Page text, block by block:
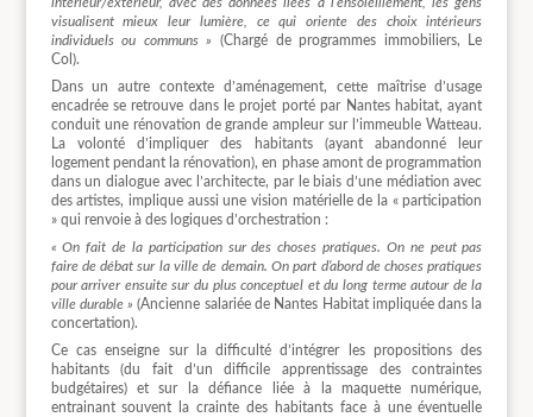
visualisent mieux leur lumière, ce qui oriente des choix intérieurs
individuels ou communs » (Chargé de programmes immobiliers, Le
Col).
Dans un autre contexte d’aménagement, cette maîtrise d’usage
encadrée se retrouve dans le projet porté par Nantes habitat, ayant
conduit une rénovation de grande ampleur sur l’immeuble Watteau.
La volonté d’impliquer des habitants (ayant abandonné leur
logement pendant la rénovation), en phase amont de programmation
dans un dialogue avec l’architecte, par le biais d’une médiation avec
des artistes, implique aussi une vision matérielle de la « participation
» qui renvoie à des logiques d’orchestration :
« On fait de la participation sur des choses pratiques. On ne peut pas
faire de débat sur la ville de demain. On part d’abord de choses pratiques
pour arriver ensuite sur du plus conceptuel et du long terme autour de la
ville durable »(Ancienne salariée de Nantes Habitat impliquée dans la
concertation).
Ce cas enseigne sur la difficulté d’intégrer les propositions des
habitants (du fait d’un difficile apprentissage des contraintes
budgétaires) et sur la défiance liée à la maquette numérique,
entrainant souvent la crainte des habitants face à une éventuelle